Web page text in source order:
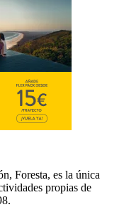
Foresta, es la única
propias de